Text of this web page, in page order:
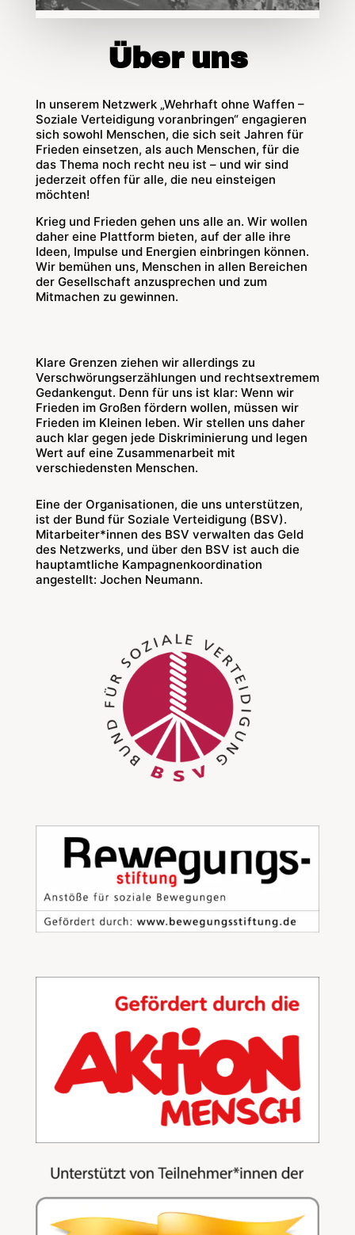
Über uns
In unserem Netzwerk „Wehrhaft ohne Waffen –
Soziale Verteidigung voranbringen“ engagieren
sich sowohl Menschen, die sich seit Jahren für
Frieden einsetzen, als auch Menschen, für die
das Thema noch recht neu ist – und wir sind
jederzeit offen für alle, die neu einsteigen
möchten!
Krieg und Frieden gehen uns alle an. Wir wollen
daher eine Plattform bieten, auf der alle ihre
Ideen, Impulse und Energien einbringen können.
Wir bemühen uns, Menschen in allen Bereichen
der Gesellschaft anzusprechen und zum
Mitmachen zu gewinnen.
Klare Grenzen ziehen wir allerdings zu
Verschwörungserzählungen und rechtsextremem
Gedankengut. Denn für uns ist klar: Wenn wir
Frieden im Großen fördern wollen, müssen wir
Frieden im Kleinen leben. Wir stellen uns daher
auch klar gegen jede Diskriminierung und legen
Wert auf eine Zusammenarbeit mit
verschiedensten Menschen.
Eine der Organisationen, die uns unterstützen,
ist der Bund für Soziale Verteidigung (BSV).
Mitarbeiter*innen des BSV verwalten das Geld
des Netzwerks, und über den BSV ist auch die
hauptamtliche Kampagnenkoordination
angestellt: Jochen Neumann.